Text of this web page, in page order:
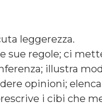
leggerezza.
sue regole; ci
illustra
opinioni;
i cibi che